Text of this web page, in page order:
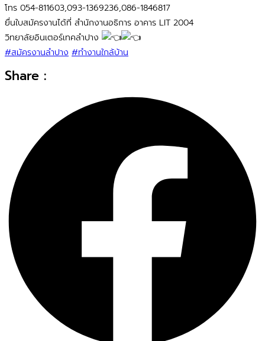
โทร 054-811603,093-1369236,086-1846817
ยื่นใบสมัครงานได้ที่ สำนักงานอธิการ อาคาร LIT 2004
วิทยาลัยอินเตอร์เทคลำปาง
#สมัครงานลำปาง #ทำงานใกล้บ้าน
Share :